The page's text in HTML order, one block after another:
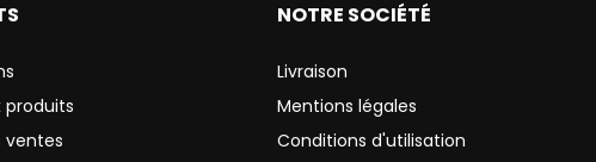
produits
ventes
NOTRE SOCIÉTÉ
Livraison
Mentions légales
Conditions d'utilisation